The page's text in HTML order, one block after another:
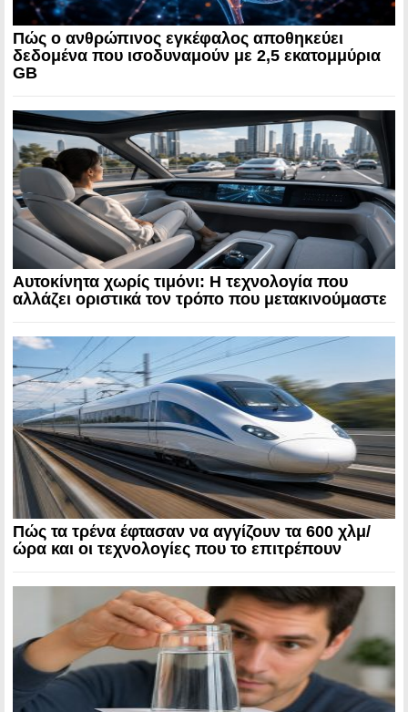
Πώς ο ανθρώπινος εγκέφαλος αποθηκεύει
δεδομένα που ισοδυναμούν με 2,5 εκατομμύρια
GB
Αυτοκίνητα χωρίς τιμόνι: Η τεχνολογία που
αλλάζει οριστικά τον τρόπο που μετακινούμαστε
Πώς τα τρένα έφτασαν να αγγίζουν τα 600 χλμ/
ώρα και οι τεχνολογίες που το επιτρέπουν